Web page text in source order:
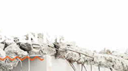
DE
EN MIJAS?